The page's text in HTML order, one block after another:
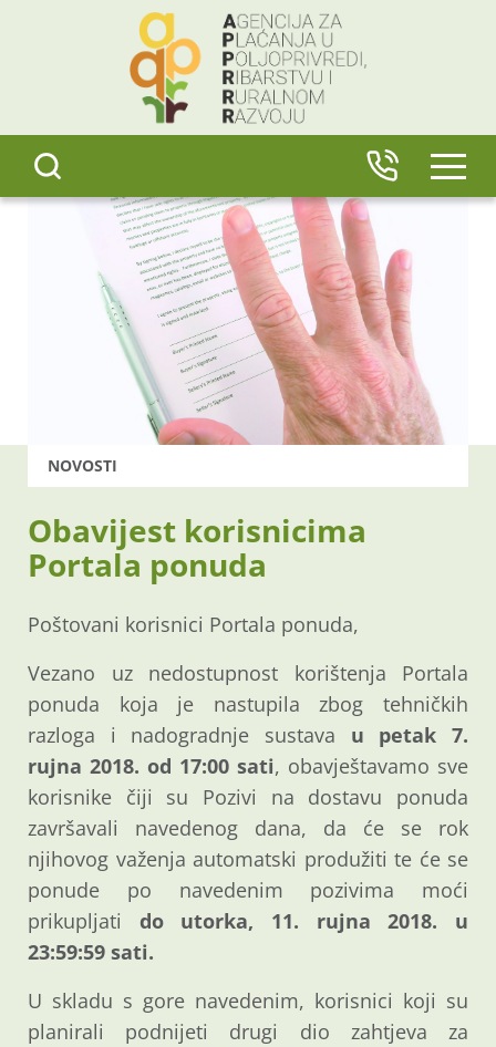
NOVOSTI
Obavijest korisnicima
Portala ponuda
Poštovani korisnici Portala ponuda,
Vezano uz nedostupnost korištenja Portala
ponuda koja je nastupila zbog tehničkih
razloga i nadogradnje sustava u petak 7.
rujna 2018. od 17:00 sati, obavještavamo sve
korisnike čiji su Pozivi na dostavu ponuda
završavali navedenog dana, da će se rok
njihovog važenja automatski produžiti te će se
ponude po navedenim pozivima moći
prikupljati do utorka, 11. rujna 2018. u
23:59:59 sati.
U skladu s gore navedenim, korisnici koji su
planirali podnijeti drugi dio zahtjeva za